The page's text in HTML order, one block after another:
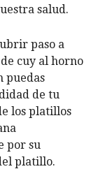
salud.
paso a
cuy al horno
puedas
de tu
los platillos
por su
platillo.